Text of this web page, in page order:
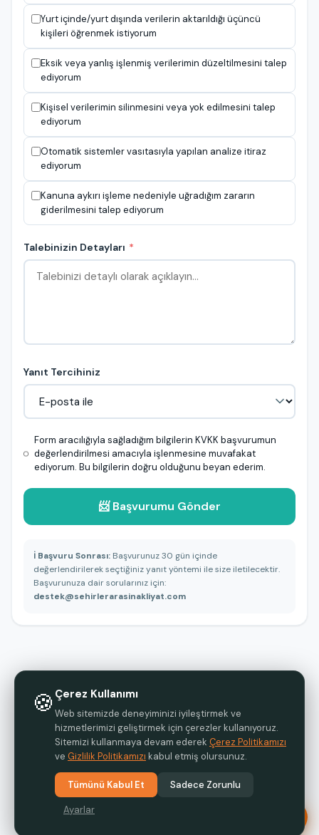
Yurt içinde/yurt dışında verilerin aktarıldığı üçüncü
kişileri öğrenmek istiyorum
Eksik veya yanlış işlenmiş verilerimin düzeltilmesini talep
ediyorum
Kişisel verilerimin silinmesini veya yok edilmesini talep
ediyorum
Otomatik sistemler vasıtasıyla yapılan analize itiraz
ediyorum
Kanuna aykırı işleme nedeniyle uğradığım zararın
giderilmesini talep ediyorum
Talebinizin Detayları *
Yanıt Tercihiniz
Form aracılığıyla sağladığım bilgilerin KVKK başvurumun
değerlendirilmesi amacıyla işlenmesine muvafakat
ediyorum. Bu bilgilerin doğru olduğunu beyan ederim.
📨 Başvurumu Gönder
ℹ️ Başvuru Sonrası: Başvurunuz 30 gün içinde
değerlendirilerek seçtiğiniz yanıt yöntemi ile size iletilecektir.
Başvurunuza dair sorularınız için:
destek@sehirlerarasinakliyat.com
🍪 Çerez Kullanımı
Web sitemizde deneyiminizi iyileştirmek ve
hizmetlerimizi geliştirmek için çerezler kullanıyoruz.
Sitemizi kullanmaya devam ederek Çerez Politikamızı
ve Gizlilik Politikamızı kabul etmiş olursunuz.
Tümünü Kabul Et Sadece Zorunlu
Ayarlar